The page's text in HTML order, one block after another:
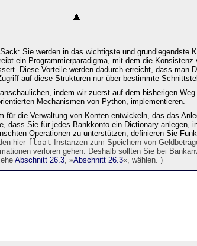
Sie werden in das wichtigste und grundlegendste
ein Programmierparadigma, mit dem die
Diese Vorteile werden dadurch erreicht, dass man
auf diese Strukturen nur über bestimmte
indem wir zuerst auf dem bisherigen
Mechanismen von Python, implementieren.
die Verwaltung von Konten entwickeln, das das
dass Sie für jedes Bankkonto ein Dictionary anlegen,
Operationen zu unterstützen, definieren Sie
hier float-Instanzen zum Speichern von
verloren gehen. Deshalb sollten Sie bei
Abschnitt 26.3 , »Abschnitt 26.3«, wählen. )